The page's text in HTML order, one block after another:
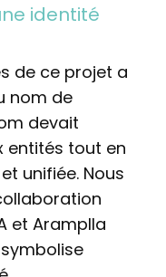
identité
de ce projet a
nom de
devait
entités tout en
unifiée. Nous
et Aramplla